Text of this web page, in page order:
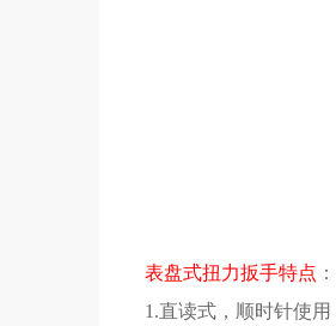
表盘式扭力扳手特点 ：
1.直读式，顺时针使